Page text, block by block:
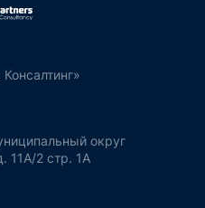
округ
11А/2 стр. 1А